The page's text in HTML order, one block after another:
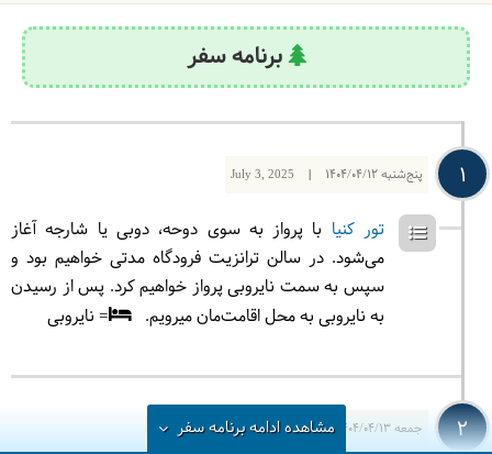
برنامه سفر
1 پنج‌شنبه July 3, 2025 | 1404/04/12
تور کنیا با پرواز به سوی دوحه، دوبی یا شارجه آغاز
می‌شود. در سالن ترانزیت فرودگاه مدتی خواهیم بود و
سپس به سمت نایروبی پرواز خواهیم کرد. پس از رسیدن
به نایروبی به محل اقامت‌مان میرویم.
= نایروبی
2 جمعه July 4, 2025 | 1404/04/13مشاهدهادامهبرنامه سفر